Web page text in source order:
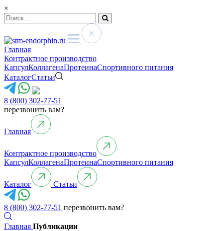
×
Главная
Контрактное производство
КапсулКоллагенаПротеинаСпортивного питания
КаталогСтатьи
8 (800) 302-77-51
перезвонить вам?
Главная
Контрактное производство
КапсулКоллагенаПротеинаСпортивного питания
Каталог Статьи
8 (800) 302-77-51 перезвонить вам?
Главная Публикации